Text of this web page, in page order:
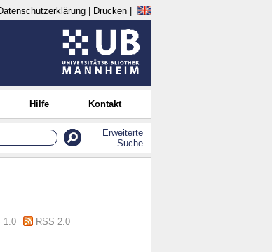
Drucken
Hilfe Kontakt
Erweiterte
Suche
1.0
RSS 2.0